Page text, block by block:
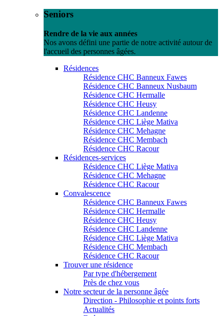
Seniors
Rendre de la vie aux années
Nos avons défini une partie de notre activité autour de
l'accueil des personnes âgées.
Résidences
Résidence CHC Banneux Fawes
Résidence CHC Banneux Nusbaum
Résidence CHC Hermalle
Résidence CHC Heusy
Résidence CHC Landenne
Résidence CHC Liège Mativa
Résidence CHC Mehagne
Résidence CHC Membach
Résidence CHC Racour
Résidences-services
Résidence CHC Liège Mativa
Résidence CHC Mehagne
Résidence CHC Racour
Convalescence
Résidence CHC Banneux Fawes
Résidence CHC Hermalle
Résidence CHC Heusy
Résidence CHC Landenne
Résidence CHC Liège Mativa
Résidence CHC Membach
Résidence CHC Racour
Trouver une résidence
Par type d'hébergement
Près de chez vous
Notre secteur de la personne âgée
Direction - Philosophie et points forts
Actualités